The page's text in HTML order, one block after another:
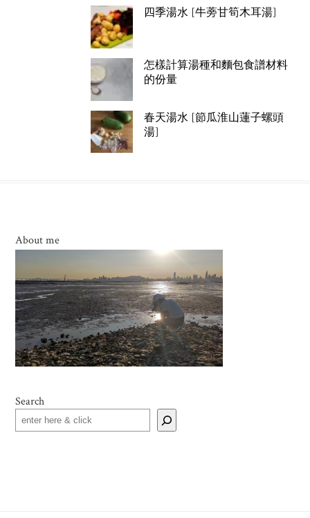
四季湯水 [牛蒡甘筍木耳湯]
怎樣計算湯種和麵包食譜材料
的份量
春天湯水 [節瓜淮山蓮子螺頭
湯]
About me
Search